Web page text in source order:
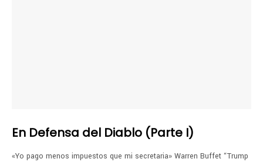
En Defensa del Diablo (Parte I)
«Yo pago menos impuestos que mi secretaria» Warren Buffet “Trump